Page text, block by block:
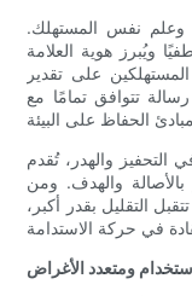
وعلم نفس المستهلك.
ويُبرز هوية العلامة
على تقدير
تتوافق تمامًا مع
التحفيز والهدر، تُقدم
بالأصالة والهدف. ومن
التقليل بقدر أكبر،
ومتعدد الأغراض